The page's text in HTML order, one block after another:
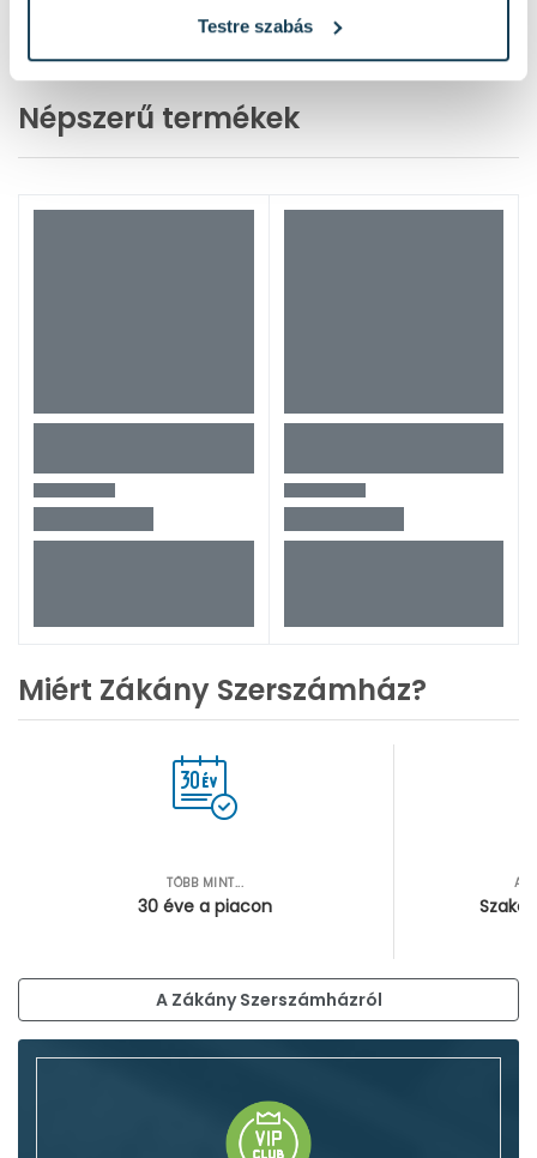
Testre szabás
1 / 44 oldal(878 elem)
Népszerű termékek
Miért Zákány Szerszámház?
TÖBB MINT...
30 éve a piacon
A Zákány Szerszámházról